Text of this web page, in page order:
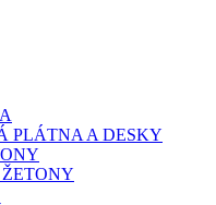
PLÁTNA A DESKY